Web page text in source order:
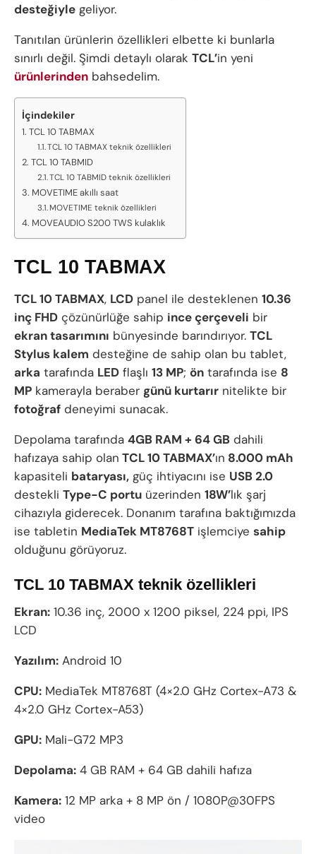
desteğiyle geliyor.
Tanıtılan ürünlerin özellikleri elbette ki bunlarla
sınırlı değil. Şimdi detaylı olarak TCL’in yeni
ürünlerinden bahsedelim.
İçindekiler
TCL 10 TABMAX
TCL 10 TABMAX teknik özellikleri
TCL 10 TABMID
TCL 10 TABMID teknik özellikleri
MOVETIME akıllı saat
MOVETIME teknik özellikleri
MOVEAUDIO S200 TWS kulaklık
TCL 10 TABMAX
TCL 10 TABMAX, LCD panel ile desteklenen 10.36
inç FHD çözünürlüğe sahip ince çerçeveli bir
ekran tasarımını bünyesinde barındırıyor. TCL
Stylus kalem desteğine de sahip olan bu tablet,
arka tarafında LED flaşlı 13 MP; ön tarafında ise 8
MP kamerayla beraber günü kurtarır nitelikte bir
fotoğraf deneyimi sunacak.
Depolama tarafında 4GB RAM + 64 GB dahili
hafızaya sahip olan TCL 10 TABMAX’ın 8.000 mAh
kapasiteli bataryası, güç ihtiyacını ise USB 2.0
destekli Type-C portu üzerinden 18W’lık şarj
cihazıyla giderecek. Donanım tarafına baktığımızda
ise tabletin MediaTek MT8768T işlemciye sahip
olduğunu görüyoruz.
TCL 10 TABMAX teknik özellikleri
Ekran: 10.36 inç, 2000 x 1200 piksel, 224 ppi, IPS
LCD
Yazılım: Android 10
CPU: MediaTek MT8768T (4×2.0 GHz Cortex-A73 &
4×2.0 GHz Cortex-A53)
GPU: Mali-G72 MP3
Depolama: 4 GB RAM + 64 GB dahili hafıza
Kamera: 12 MP arka + 8 MP ön / 1080P@30FPS
video